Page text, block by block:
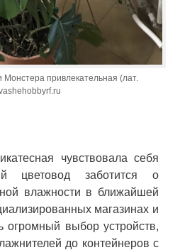
привлекательная (лат.
чувствовала себя
цветовод заботится о
влажности в ближайшей
магазинах и
огромный выбор устройств,
до контейнеров с